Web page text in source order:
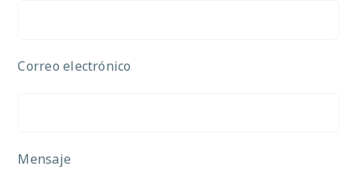
Correo electrónico
Mensaje